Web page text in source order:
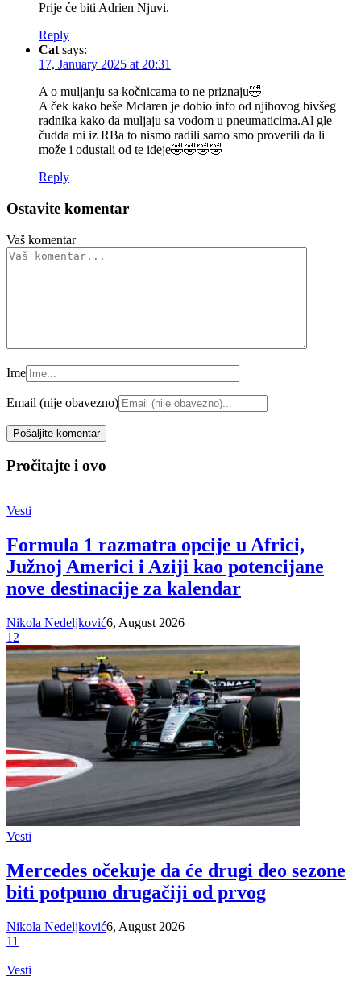
Prije će biti Adrien Njuvi.
Reply
Cat says:
17, January 2025 at 20:31
A o muljanju sa kočnicama to ne priznaju🤣
A ček kako beše Mclaren je dobio info od njihovog bivšeg
radnika kako da muljaju sa vodom u pneumaticima.Al gle
čudda mi iz RBa to nismo radili samo smo proverili da li
može i odustali od te ideje🤣🤣🤣🤣
Reply
Ostavite komentar
Vaš komentar
Ime
Email (nije obavezno)
Pročitajte i ovo
Vesti
Formula 1 razmatra opcije u Africi,
Južnoj Americi i Aziji kao potencijane
nove destinacije za kalendar
Nikola Nedeljković6, August 2026
12
Vesti
Mercedes očekuje da će drugi deo sezone
biti potpuno drugačiji od prvog
Nikola Nedeljković6, August 2026
11
Vesti